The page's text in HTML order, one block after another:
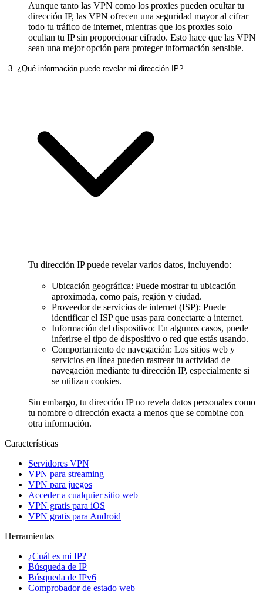
Aunque tanto las VPN como los proxies pueden ocultar tu
dirección IP, las VPN ofrecen una seguridad mayor al cifrar
todo tu tráfico de internet, mientras que los proxies solo
ocultan tu IP sin proporcionar cifrado. Esto hace que las VPN
sean una mejor opción para proteger información sensible.
3. ¿Qué información puede revelar mi dirección IP?
Tu dirección IP puede revelar varios datos, incluyendo:
Ubicación geográfica: Puede mostrar tu ubicación
aproximada, como país, región y ciudad.
Proveedor de servicios de internet (ISP): Puede
identificar el ISP que usas para conectarte a internet.
Información del dispositivo: En algunos casos, puede
inferirse el tipo de dispositivo o red que estás usando.
Comportamiento de navegación: Los sitios web y
servicios en línea pueden rastrear tu actividad de
navegación mediante tu dirección IP, especialmente si
se utilizan cookies.
Sin embargo, tu dirección IP no revela datos personales como
tu nombre o dirección exacta a menos que se combine con
otra información.
Características
Servidores VPN
VPN para streaming
VPN para juegos
Acceder a cualquier sitio web
VPN gratis para iOS
VPN gratis para Android
Herramientas
¿Cuál es mi IP?
Búsqueda de IP
Búsqueda de IPv6
Comprobador de estado web